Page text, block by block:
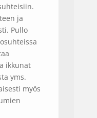
ja
Pullo
ikkunat
yms.
myös